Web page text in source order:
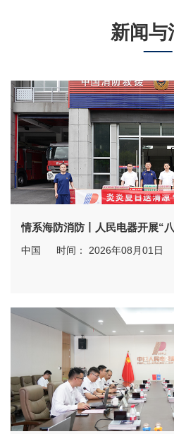
新闻与
情系海防消防丨人民电器开展“
中国 时间： 2026年08月01日